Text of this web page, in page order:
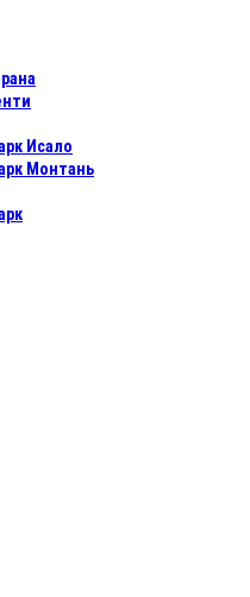
Исало
Монтань